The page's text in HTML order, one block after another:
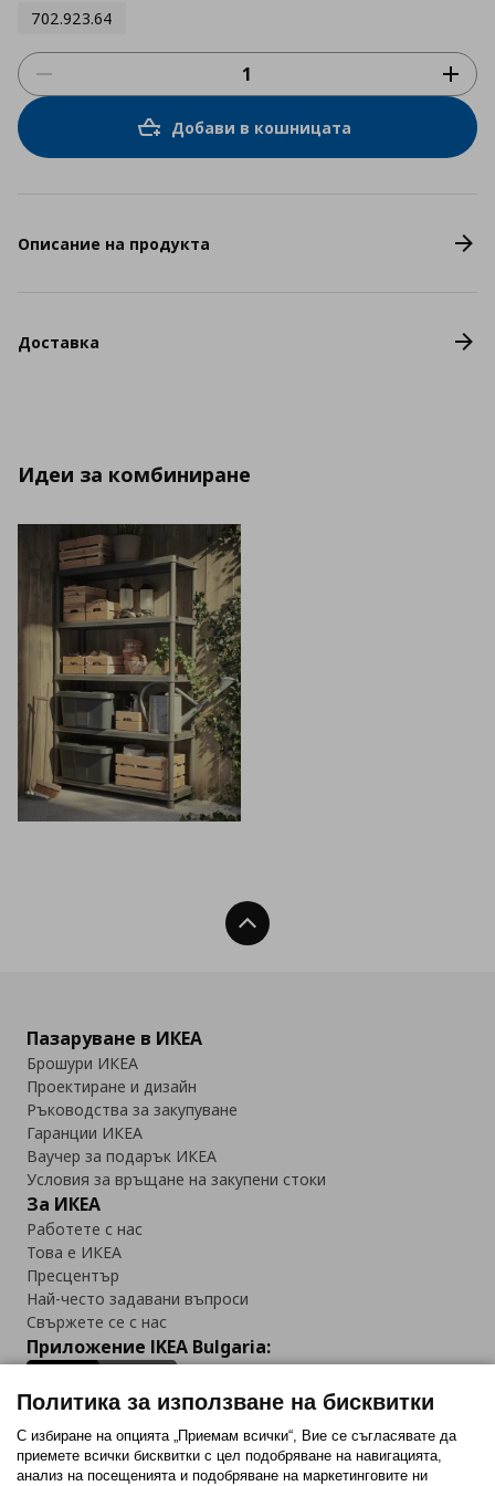
702.923.64
Добави в кошницата
Описание на продукта
Доставка
Идеи за комбиниране
Нагоре
Пазаруване в ИКЕА
Брошури ИКЕА
Проектиране и дизайн
Ръководства за закупуване
Гаранции ИКЕА
Ваучер за подарък ИКЕА
Условия за връщане на закупени стоки
За ИКЕА
Работете с нас
Това е ИКЕА
Пресцентър
Най-често задавани въпроси
Свържете се с нас
Приложение IKEA Bulgaria:
Последвайте ни:
Политика за използване на бисквитки
С избиране на опцията „Приемам всички“, Вие се съгласявате да
приемете всички бисквитки с цел подобряване на навигацията,
анализ на посещенията и подобряване на маркетинговите ни